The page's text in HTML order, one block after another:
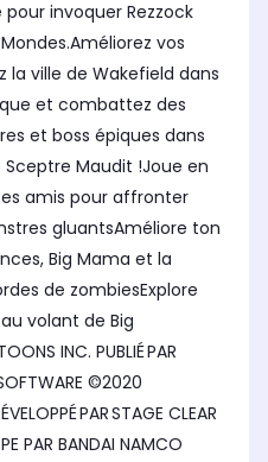
invoquer Rezzock
vos
la ville de Wakefield dans
et combattez des
et boss épiques dans
Sceptre Maudit !Joue en
amis pour affronter
gluantsAméliore ton
Big Mama et la
de zombiesExplore
volant de Big
INC. PUBLIÉ PAR
©2020
PAR STAGE CLEAR
PAR BANDAI NAMCO